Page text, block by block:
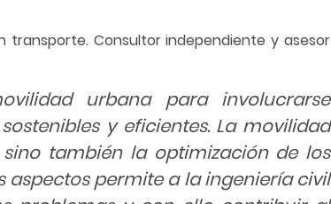
transporte. Consultor independiente y asesor
urbana para involucrarse
y eficientes. La movilidad
también la optimización de los
aspectos permite a la ingeniería civil